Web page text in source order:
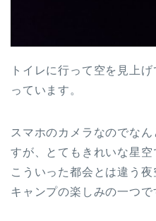
トイレに行って空を見上
っています。
スマホのカメラなのでな
すが、とてもきれいな星空
こういった都会とは違う
キャンプの楽しみの一つで